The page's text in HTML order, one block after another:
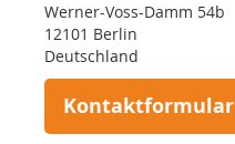
Werner-Voss-Damm 54b
12101 Berlin
Deutschland
Kontaktformular